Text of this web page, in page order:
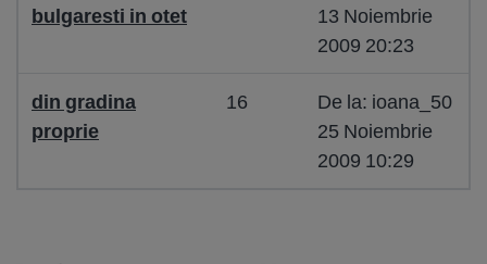
bulgaresti in otet
13 Noiembrie
2009 20:23
din gradina
proprie
16
De la: ioana_50
25 Noiembrie
2009 10:29